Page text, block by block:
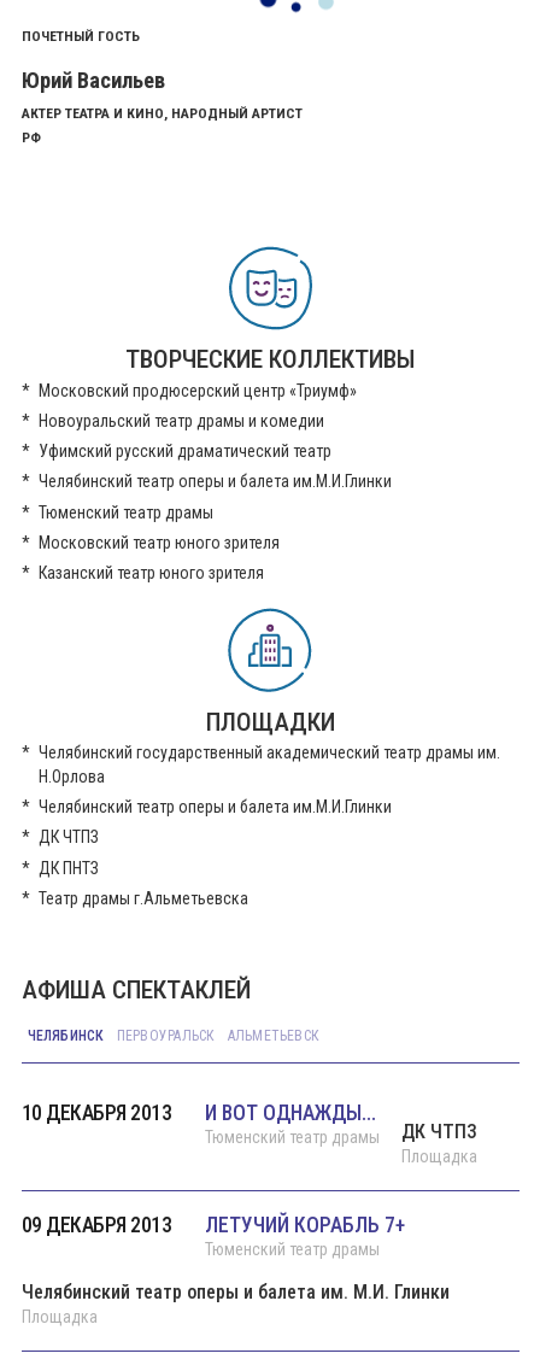
ПОЧЕТНЫЙ ГОСТЬ
Юрий Васильев
АКТЕР ТЕАТРА И КИНО, НАРОДНЫЙ АРТИСТ
РФ
ТВОРЧЕСКИЕ КОЛЛЕКТИВЫ
Московский продюсерский центр «Триумф»
Новоуральский театр драмы и комедии
Уфимский русский драматический театр
Челябинский театр оперы и балета им.М.И.Глинки
Тюменский театр драмы
Московский театр юного зрителя
Казанский театр юного зрителя
ПЛОЩАДКИ
Челябинский государственный академический театр драмы им.
Н.Орлова
Челябинский театр оперы и балета им.М.И.Глинки
ДК ЧТПЗ
ДК ПНТЗ
Театр драмы г.Альметьевска
АФИША СПЕКТАКЛЕЙ
ЧЕЛЯБИНСК ПЕРВОУРАЛЬСК АЛЬМЕТЬЕВСК
10 ДЕКАБРЯ 2013 И ВОТ ОДНАЖДЫ...
Тюменский театр драмы ДК ЧТПЗ
Площадка
09 ДЕКАБРЯ 2013 ЛЕТУЧИЙ КОРАБЛЬ 7+
Тюменский театр драмы
Челябинский театр оперы и балета им. М.И. Глинки
Площадка